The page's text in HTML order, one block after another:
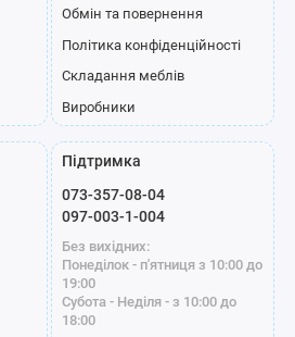
білий Модена графіт
Обмін та повернення
Політика конфіденційності
Складання меблів
Виробники
Підтримка
073-357-08-04
097-003-1-004
Без вихідних:
Понеділок - п'ятниця з 10:00 до
19:00
Субота - Неділя - з 10:00 до
18:00